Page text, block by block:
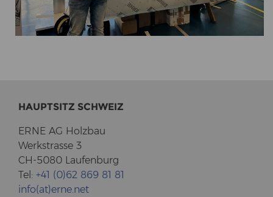
HAUPT­SITZ SCHWEIZ
ERNE AG Holz­bau
Werk­stras­se 3
CH-5080 Lau­fen­burg
Tel: +41 (0)62 869 81 81
info(at)erne.net